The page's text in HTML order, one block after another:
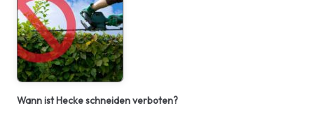
Wann ist Hecke schneiden verboten?